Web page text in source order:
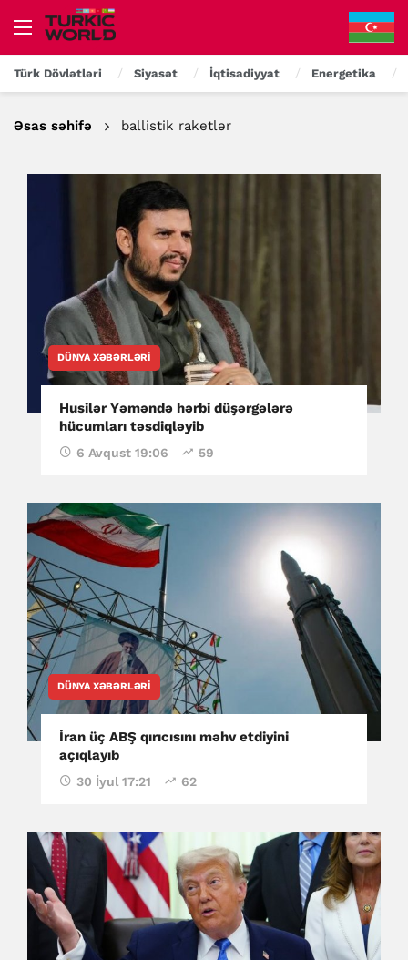
Türk Dövlətləri Siyasət İqtisadiyyat Energetika
Əsas səhifə ballistik raketlər
DÜNYA XƏBƏRLƏRI
Husilər Yəməndə hərbi düşərgələrə
hücumları təsdiqləyib
6 Avqust 19:06 59
DÜNYA XƏBƏRLƏRI
İran üç ABŞ qırıcısını məhv etdiyini
açıqlayıb
30 İyul 17:21 62